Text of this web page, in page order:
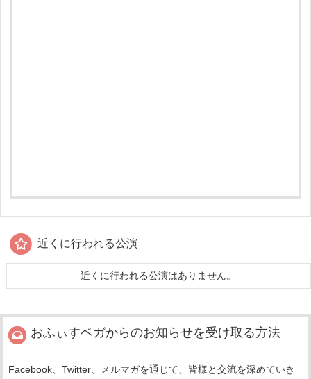
近くに行われる公演
近くに行われる公演はありません。
おふぃすベガからのお知らせを受け取る方法
Facebook、Twitter、メルマガを通じて、皆様と交流を深めていき